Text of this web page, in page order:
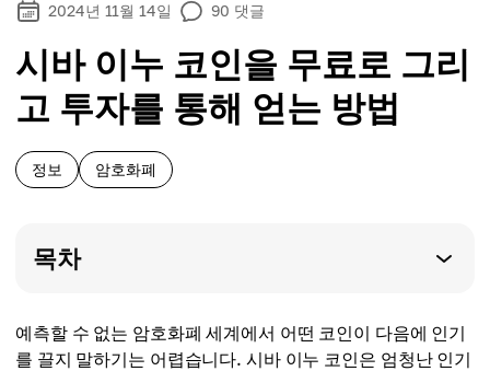
2024년 11월 14일 90 댓글
시바 이누 코인을 무료로 그리
고 투자를 통해 얻는 방법
정보 암호화폐
목차
예측할 수 없는 암호화폐 세계에서 어떤 코인이 다음에 인기
를 끌지 말하기는 어렵습니다. 시바 이누 코인은 엄청난 인기